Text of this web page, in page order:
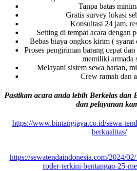
Tanpa batas
Gratis survey lokasi
Konsultasi 24 jam,
Setting di tempat acara dengan
Bebas biaya ongkos kirim ( syarat
Proses pengiriman barang cepat
memiliki armada
Melayani sistem sewa harian,
Crew ramah dan
Pastikan acara anda lebih Berkelas dan
dan pelayanan
https://www.bintangjaya.co.id/sewa-
berkualitas/
https://sewatendaindonesia.com/2024/
roder-terkini-bentangan-25-